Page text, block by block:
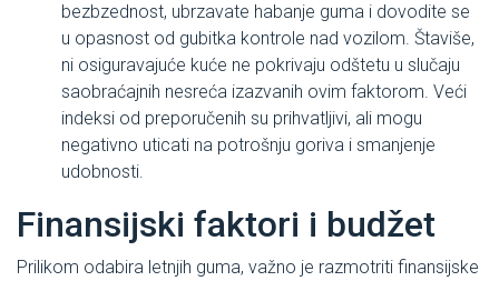
bezbzednost, ubrzavate habanje guma i dovodite se
u opasnost od gubitka kontrole nad vozilom. Štaviše,
ni osiguravajuće kuće ne pokrivaju odštetu u slučaju
saobraćajnih nesreća izazvanih ovim faktorom. Veći
indeksi od preporučenih su prihvatljivi, ali mogu
negativno uticati na potrošnju goriva i smanjenje
udobnosti.
Finansijski faktori i budžet
Prilikom odabira letnjih guma, važno je razmotriti finansijske